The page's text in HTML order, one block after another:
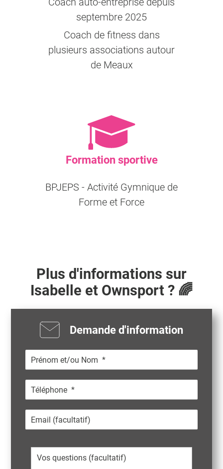
septembre 2025
Coach de fitness dans
plusieurs associations autour
de Meaux
Formation sportive
BPJEPS - Activité Gymnique de
Forme et Force
Plus d'informations sur
Isabelle et Ownsport ? 🌈
Demande d'information